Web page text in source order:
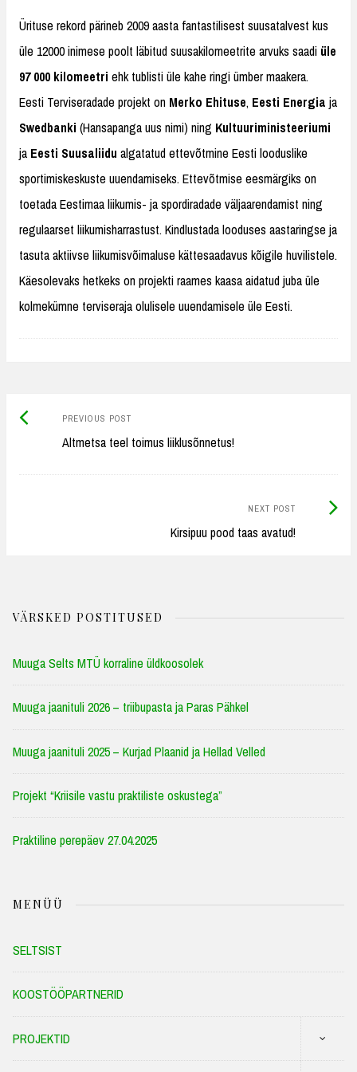
Ürituse rekord pärineb 2009 aasta fantastilisest suusatalvest kus
üle 12000 inimese poolt läbitud suusakilomeetrite arvuks saadi üle
97 000 kilomeetri ehk tublisti üle kahe ringi ümber maakera.
Eesti Terviseradade projekt on Merko Ehituse, Eesti Energia ja
Swedbanki (Hansapanga uus nimi) ning Kultuuriministeeriumi
ja Eesti Suusaliidu algatatud ettevõtmine Eesti looduslike
sportimiskeskuste uuendamiseks. Ettevõtmise eesmärgiks on
toetada Eestimaa liikumis- ja spordiradade väljaarendamist ning
regulaarset liikumisharrastust. Kindlustada looduses aastaringse ja
tasuta aktiivse liikumisvõimaluse kättesaadavus kõigile huvilistele.
Käesolevaks hetkeks on projekti raames kaasa aidatud juba üle
kolmekümne terviseraja olulisele uuendamisele üle Eesti.
Post
navigation
PREVIOUS POSTPrevious
post:
Altmetsa teel toimus liiklusõnnetus!
NEXT POST
Kirsipuu pood taas avatud!
Next
VÄRSKED POSTITUSED
Muuga Selts MTÜ korraline üldkoosolek
Muuga jaanituli 2026 – triibupasta ja Paras Pähkel
Muuga jaanituli 2025 – Kurjad Plaanid ja Hellad Velled
Projekt “Kriisile vastu praktiliste oskustega”
Praktiline perepäev 27.04.2025
MENÜÜ
SELTSIST
KOOSTÖÖPARTNERID
PROJEKTID